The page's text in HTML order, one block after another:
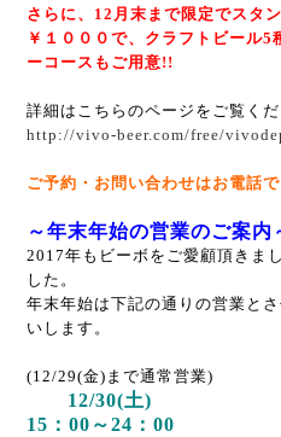
さらに、12月末まで限定でスタ
￥１０００で、 クラフトビール5
ーコースもご用意!!
詳細はこちらのページをご覧くだ
http://vivo-beer.com/free/
ご予約・お問い合わせはお電話
～年末年始の営業のご案内
2017年もビーボをご愛顧頂きま
した。
年末年始は下記の通りの営業と
いします。
(12/29(金)まで通常営業)
12/30(土) 年
15：00～24：00